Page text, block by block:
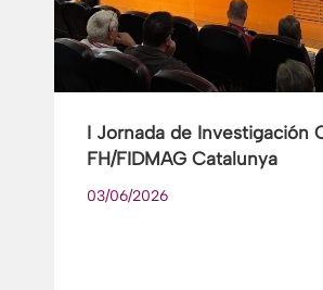
I Jornada de Investigación
FH/FIDMAG Catalunya
03/06/2026